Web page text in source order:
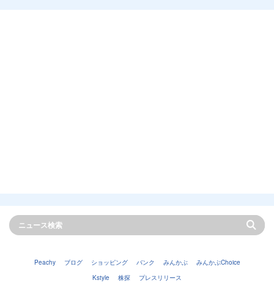
Peachy ブログ ショッピング バンク みんかぶ
みんかぶChoice
Kstyle
株探 プレスリリース